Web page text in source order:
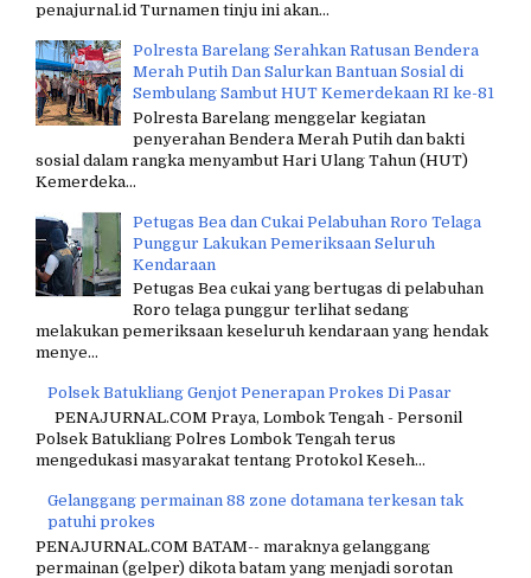
penajurnal.id Turnamen tinju ini akan...
Polresta Barelang Serahkan Ratusan Bendera
Merah Putih Dan Salurkan Bantuan Sosial di
Sembulang Sambut HUT Kemerdekaan RI ke-81
Polresta Barelang menggelar kegiatan
penyerahan Bendera Merah Putih dan bakti
sosial dalam rangka menyambut Hari Ulang Tahun (HUT)
Kemerdeka...
Petugas Bea dan Cukai Pelabuhan Roro Telaga
Punggur Lakukan Pemeriksaan Seluruh
Kendaraan
Petugas Bea cukai yang bertugas di pelabuhan
Roro telaga punggur terlihat sedang
melakukan pemeriksaan keseluruh kendaraan yang hendak
menye...
Polsek Batukliang Genjot Penerapan Prokes Di Pasar
PENAJURNAL.COM Praya, Lombok Tengah - Personil
Polsek Batukliang Polres Lombok Tengah terus
mengedukasi masyarakat tentang Protokol Keseh...
Gelanggang permainan 88 zone dotamana terkesan tak
patuhi prokes
PENAJURNAL.COM BATAM-- maraknya gelanggang
permainan (gelper) dikota batam yang menjadi sorotan